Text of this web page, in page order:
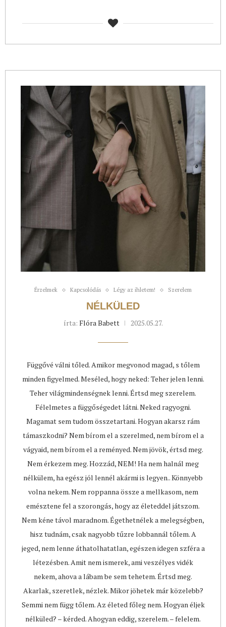
Érzelmek Kapcsolódás Légy az ihletem! Szerelem
NÉLKÜLED
írta: Flóra Babett 2025.05.27.
Függővé válni tőled. Amikor megvonod magad, s tőlem
minden figyelmed. Meséled, hogy neked: Teher jelen lenni.
Teher világmindenségnek lenni. Értsd meg szerelem.
Félelmetes a függőségedet látni. Neked ragyogni.
Magamat sem tudom összetartani. Hogyan akarsz rám
támaszkodni? Nem bírom el a szerelmed, nem bírom el a
vágyaid, nem bírom el a reményed. Nem jövök, értsd meg.
Nem érkezem meg. Hozzád, NEM! Ha nem halnál meg
nélkülem, ha egész jól lennél akármi is legyen.. Könnyebb
volna nekem. Nem roppanna össze a mellkasom, nem
emésztene fel a szorongás, hogy az életeddel játszom.
Nem kéne távol maradnom. Égethetnélek a melegségben,
hisz tudnám, csak nagyobb tűzre lobbannál tőlem. A
jeged, nem lenne áthatolhatatlan, egészen idegen szféra a
létezésben. Amit nem ismerek, ami veszélyes vidék
nekem, ahova a lábam be sem tehetem. Értsd meg.
Akarlak, szeretlek, nézlek. Mikor jöhetek már közelebb?
Semmi nem függ tőlem. Az életed főleg nem. Hogyan éljek
nélküled? – kérded. Ahogyan eddig, szerelem. – felelem.